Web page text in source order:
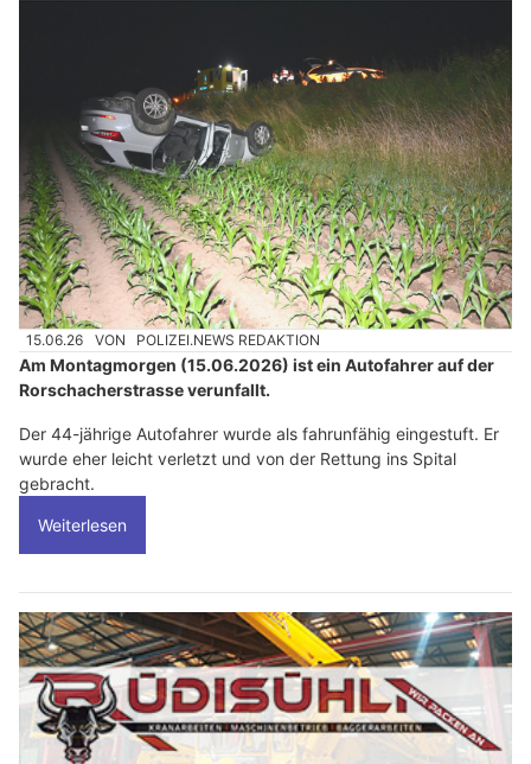
15.06.26 VON POLIZEI.NEWS REDAKTION
Am Montagmorgen (15.06.2026) ist ein Autofahrer auf der
Rorschacherstrasse verunfallt.
Der 44-jährige Autofahrer wurde als fahrunfähig eingestuft. Er
wurde eher leicht verletzt und von der Rettung ins Spital
gebracht.
Weiterlesen